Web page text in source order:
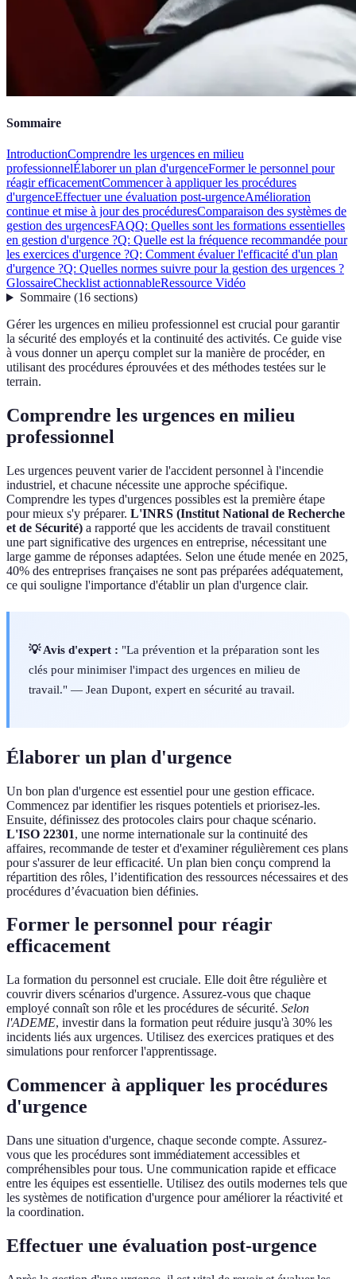
Sommaire
IntroductionComprendre les urgences en milieu
professionnelÉlaborer un plan d'urgenceFormer le personnel pour
réagir efficacementCommencer à appliquer les procédures
d'urgenceEffectuer une évaluation post-urgenceAmélioration
continue et mise à jour des procéduresComparaison des systèmes de
gestion des urgencesFAQQ: Quelles sont les formations essentielles
en gestion d'urgence ?Q: Quelle est la fréquence recommandée pour
les exercices d'urgence ?Q: Comment évaluer l'efficacité d'un plan
d'urgence ?Q: Quelles normes suivre pour la gestion des urgences ?
GlossaireChecklist actionnableRessource Vidéo
Sommaire(16 sections)
Gérer les urgences en milieu professionnel est crucial pour garantir
la sécurité des employés et la continuité des activités. Ce guide vise
à vous donner un aperçu complet sur la manière de procéder, en
utilisant des procédures éprouvées et des méthodes testées sur le
terrain.
Comprendre les urgences en milieu
professionnel
Les urgences peuvent varier de l'accident personnel à l'incendie
industriel, et chacune nécessite une approche spécifique.
Comprendre les types d'urgences possibles est la première étape
pour mieux s'y préparer. L'INRS (Institut National de Recherche
et de Sécurité) a rapporté que les accidents de travail constituent
une part significative des urgences en entreprise, nécessitant une
large gamme de réponses adaptées. Selon une étude menée en 2025,
40% des entreprises françaises ne sont pas préparées adéquatement,
ce qui souligne l'importance d'établir un plan d'urgence clair.
💡 Avis d'expert : "La prévention et la préparation sont les
clés pour minimiser l'impact des urgences en milieu de
travail." — Jean Dupont, expert en sécurité au travail.
Élaborer un plan d'urgence
Un bon plan d'urgence est essentiel pour une gestion efficace.
Commencez par identifier les risques potentiels et priorisez-les.
Ensuite, définissez des protocoles clairs pour chaque scénario.
L'ISO 22301, une norme internationale sur la continuité des
affaires, recommande de tester et d'examiner régulièrement ces plans
pour s'assurer de leur efficacité. Un plan bien conçu comprend la
répartition des rôles, l’identification des ressources nécessaires et des
procédures d’évacuation bien définies.
Former le personnel pour réagir
efficacement
La formation du personnel est cruciale. Elle doit être régulière et
couvrir divers scénarios d'urgence. Assurez-vous que chaque
employé connaît son rôle et les procédures de sécurité. Selon
l'ADEME, investir dans la formation peut réduire jusqu'à 30% les
incidents liés aux urgences. Utilisez des exercices pratiques et des
simulations pour renforcer l'apprentissage.
Commencer à appliquer les procédures
d'urgence
Dans une situation d'urgence, chaque seconde compte. Assurez-
vous que les procédures sont immédiatement accessibles et
compréhensibles pour tous. Une communication rapide et efficace
entre les équipes est essentielle. Utilisez des outils modernes tels que
les systèmes de notification d'urgence pour améliorer la réactivité et
la coordination.
Effectuer une évaluation post-urgence